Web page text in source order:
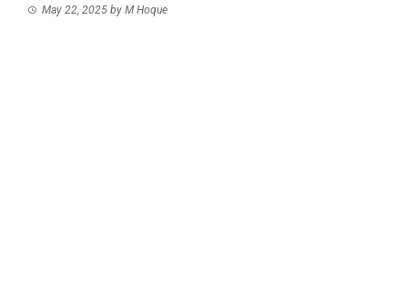
May 22, 2025 by M Hoque